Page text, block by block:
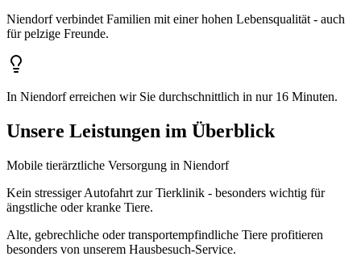
Niendorf verbindet Familien mit einer hohen Lebensqualität - auch
für pelzige Freunde.
In Niendorf erreichen wir Sie durchschnittlich in nur 16 Minuten.
Unsere Leistungen im Überblick
Mobile tierärztliche Versorgung in Niendorf
Kein stressiger Autofahrt zur Tierklinik - besonders wichtig für
ängstliche oder kranke Tiere.
Alte, gebrechliche oder transportempfindliche Tiere profitieren
besonders von unserem Hausbesuch-Service.